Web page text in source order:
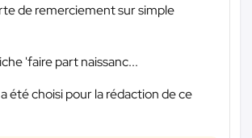
de remerciement sur simple
'faire part naissanc...
été choisi pour la rédaction de ce